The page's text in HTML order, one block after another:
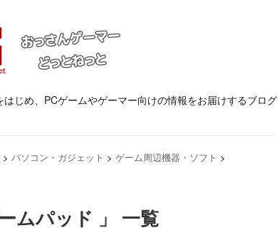
はじめ、PCゲームやゲーマー向けの情報をお届けするブロ
> パソコン・ガジェット > ゲーム周辺機器・ソフト >
ームパッド 」 一覧